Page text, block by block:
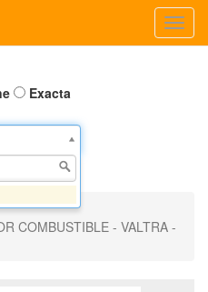
Exacta
COMBUSTIBLE - VALTRA -